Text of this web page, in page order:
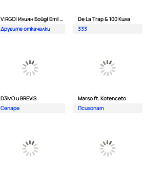
V:RGO| Илиян Бойд| Emil TRF| Dim4oU и Aтанас Колев
Другите откачалки
De La Trap & 100 Кила
333
D3MO и BREVIS
Сепаре
Marso ft. Kotenceto
Психопат